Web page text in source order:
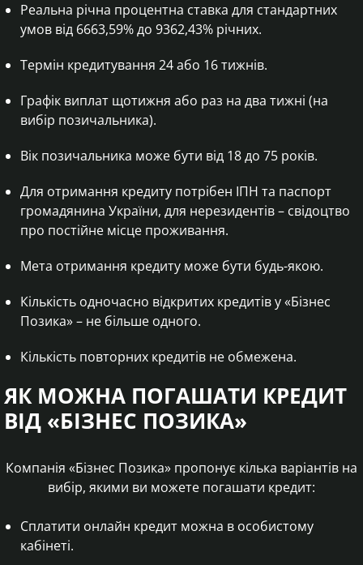
Реальна річна процентна ставка для стандартних
умов від 6663,59% до 9362,43% річних.
Термін кредитування 24 або 16 тижнів.
Графік виплат щотижня або раз на два тижні (на
вибір позичальника).
Вік позичальника може бути від 18 до 75 років.
Для отримання кредиту потрібен ІПН та паспорт
громадянина України, для нерезидентів – свідоцтво
про постійне місце проживання.
Мета отримання кредиту може бути будь-якою.
Кількість одночасно відкритих кредитів у «Бізнес
Позика» – не більше одного.
Кількість повторних кредитів не обмежена.
ЯК МОЖНА ПОГАШАТИ КРЕДИТ
ВІД «БІЗНЕС ПОЗИКА»
Компанія «Бізнес Позика» пропонує кілька варіантів на
вибір, якими ви можете погашати кредит:
Сплатити онлайн кредит можна в особистому
кабінеті.